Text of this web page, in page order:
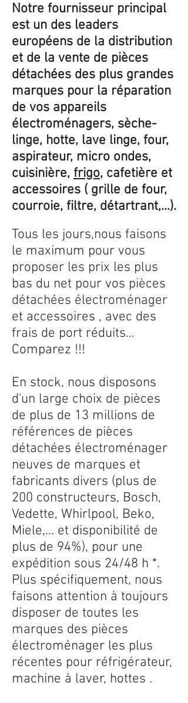
Notre fournisseur principal
est un des leaders
européens de la distribution
et de la vente de pièces
détachées des plus grandes
marques pour la réparation
de vos appareils
électroménagers, sèche-
linge, hotte, lave linge, four,
aspirateur, micro ondes,
cuisinière, frigo, cafetière et
accessoires ( grille de four,
courroie, filtre, détartrant,...).
Tous les jours,nous faisons
le maximum pour vous
proposer les prix les plus
bas du net pour vos pièces
détachées électroménager
et accessoires , avec des
frais de port réduits...
Comparez !!!
En stock, nous disposons
d'un large choix de pièces
de plus de 13 millions de
références de pièces
détachées électroménager
neuves de marques et
fabricants divers (plus de
200 constructeurs, Bosch,
Vedette, Whirlpool, Beko,
Miele,... et disponibilité de
plus de 94%), pour une
expédition sous 24/48 h *.
Plus spécifiquement, nous
faisons attention à toujours
disposer de toutes les
marques des pièces
électroménager les plus
récentes pour réfrigérateur,
machine à laver, hottes .